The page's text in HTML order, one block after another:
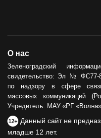
О нас
Зеленоградский
свидетельство: Эл № ФС77-
по надзору в сфере
массовых коммуникаций
Учредитель: МАУ «РГ «Волна».
12+ Данный сайт не
младше 12 лет.